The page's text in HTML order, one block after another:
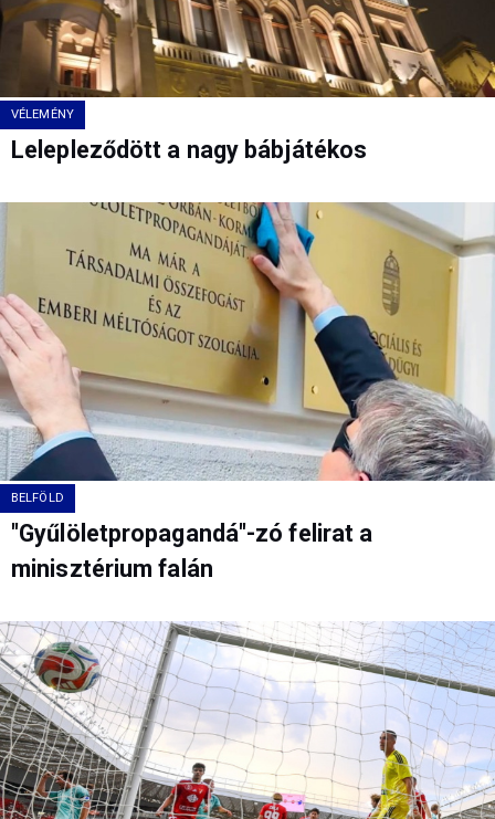
VÉLEMÉNY
Lelepleződött a nagy bábjátékos
BELFÖLD
"Gyűlöletpropagandá"-zó felirat a
minisztérium falán